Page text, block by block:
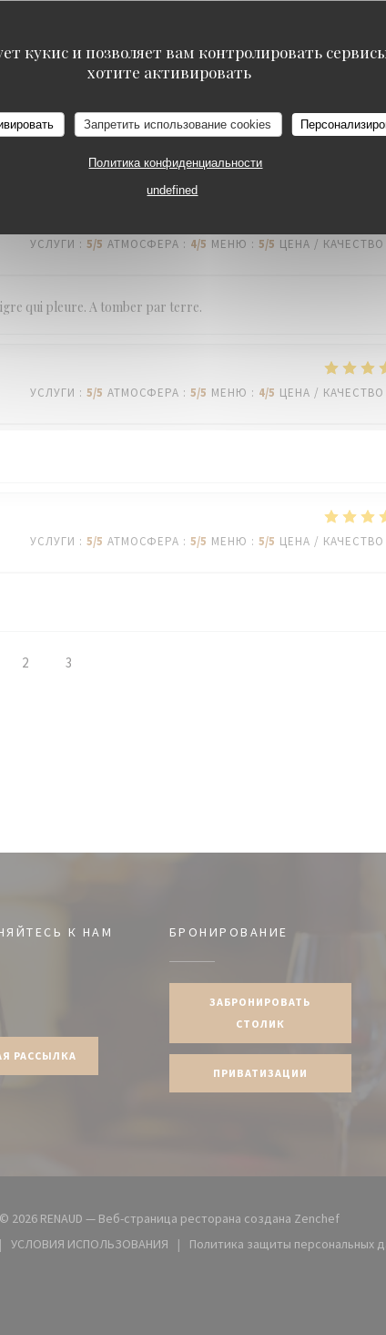
кукис и позволяет вам контролировать
хотите активировать
Запретить использование cookies
Политика конфиденциальности
undefined
УСЛУГИ : 5/5 АТМОСФЕРА : 4/5 МЕНЮ : 5/5 ЦЕНА / КАЧЕСТВО
qui pleure. A tomber par terre.
УСЛУГИ : 5/5 АТМОСФЕРА : 5/5 МЕНЮ : 4/5 ЦЕНА / КАЧЕСТВО
УСЛУГИ : 5/5 АТМОСФЕРА : 5/5 МЕНЮ : 5/5 ЦЕНА / КАЧЕСТВО
2 3
К НАМ
в новом окне))
РАССЫЛКА
БРОНИРОВАНИЕ
ЗАБРОНИРОВАТЬ
СТОЛИК
ПРИВАТИЗАЦИИ
© 2026 RENAUD — Веб-страница ресторана создана Zenchef
УСЛОВИЯ ИСПОЛЬЗОВАНИЯ
((открывается в новом окне))
Политика защиты персональных